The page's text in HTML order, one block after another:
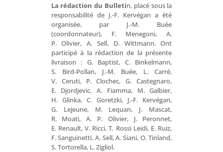
La rédaction du Bulletin, placé sous la
responsabilité de J.-F. Kervégan a été
organisée, par J.-M. Buée
(coordonnateur), F. Menegoni, A.
P. Olivier, A. Sell, D. Wittmann. Ont
participé à la rédaction de la présente
livraison : G. Baptist, C. Binkelmann,
S. Bird-Pollan, J.-M. Buée, L. Carré,
V. Ceruti, P. Clochec, G. Castegnaro,
E. Djordjevic, A. Fiamma, M. Galbier,
H. Glinka, C. Goretzki, J.-F. Kervégan,
G. Lejeune, M. Lequan, J. Mascat,
R. Moati, A. P. Olivier, J. Peronnet,
E. Renault, V. Ricci, T. Rossi Leidi, E. Ruiz,
F. Sanguinetti, A. Sell, A. Siani, O. Tinland,
S. Tortorella, L. Zigliol.